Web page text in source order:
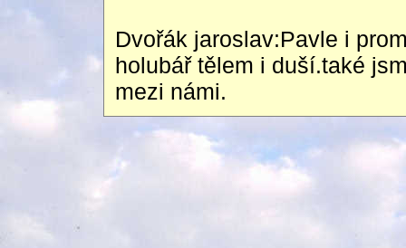
Dvořák jaroslav:Pavle i
holubář tělem i duší.také
mezi námi.